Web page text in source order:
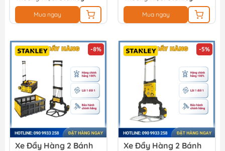
Mua ngay Mua ngay
-8%
Xe Đẩy Hàng 2 Bánh
-5%
Xe Đẩy Hàng 2 Bánh